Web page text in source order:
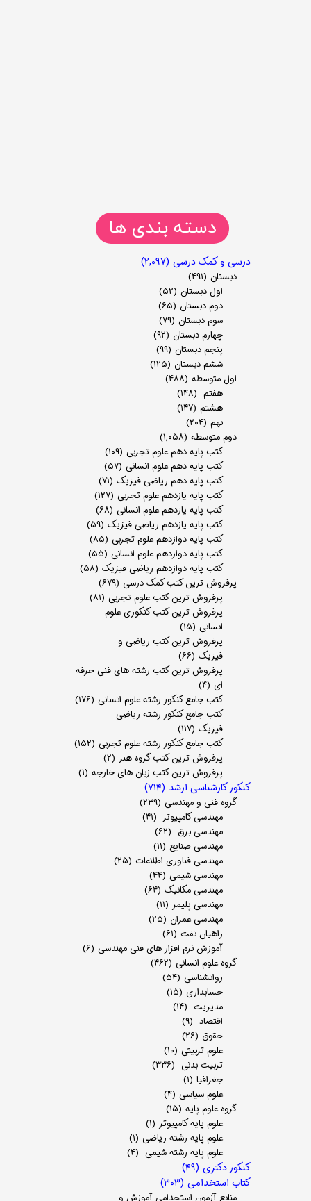
دسته بندی ها
درسی و کمک درسی (۲,۰۹۷)
دبستان (۴۹۱)
اول دبستان (۵۲)
دوم دبستان (۶۵)
سوم دبستان (۷۹)
چهارم دبستان (۹۲)
پنجم دبستان (۹۹)
ششم دبستان (۱۲۵)
اول متوسطه (۴۸۸)
هفتم (۱۴۸)
هشتم (۱۴۷)
نهم (۲۰۴)
دوم متوسطه (۱,۰۵۸)
کتب پایه دهم علوم تجربی (۱۰۹)
کتب پایه دهم علوم انسانی (۵۷)
کتب پایه دهم ریاضی فیزیک (۷۱)
کتب پایه یازدهم علوم تجربی (۱۲۷)
کتب پایه یازدهم علوم انسانی (۶۸)
کتب پایه یازدهم ریاضی فیزیک (۵۹)
کتب پایه دوازدهم علوم تجربی (۸۵)
کتب پایه دوازدهم علوم انسانی (۵۵)
کتب پایه دوازدهم ریاضی فیزیک (۵۸)
پرفروش ترین کتب کمک درسی (۶۷۹)
پرفروش ترین کتب علوم تجربی (۸۱)
پرفروش ترین کتب کنکوری علوم
انسانی (۱۵)
پرفروش ترین کتب ریاضی و
فیزیک (۶۶)
پرفروش ترین کتب رشته های فنی حرفه
ای (۴)
کتب جامع کنکور رشته علوم انسانی (۱۷۶)
کتب جامع کنکور رشته ریاضی
فیزیک (۱۱۷)
کتب جامع کنکور رشته علوم تجربی (۱۵۲)
پرفروش ترین کتب گروه هنر (۲)
پرفروش ترین کتب زبان های خارجه (۱)
کنکور کارشناسی ارشد (۷۱۴)
گروه فنی و مهندسی (۲۳۹)
مهندسی کامپیوتر (۴۱)
مهندسی برق (۶۲)
مهندسی صنایع (۱۱)
مهندسی فناوری اطلاعات (۲۵)
مهندسی شیمی (۴۴)
مهندسی مکانیک (۶۴)
مهندسی پلیمر (۱۱)
مهندسی عمران (۲۵)
راهیان نفت (۶۱)
آموزش نرم افزار های فنی مهندسی (۶)
گروه علوم انسانی (۴۶۲)
روانشناسی (۵۴)
حسابداری (۱۵)
مدیریت (۱۴)
اقتصاد (۹)
حقوق (۲۶)
علوم تربیتی (۱۰)
تربیت بدنی (۳۳۶)
جغرافیا (۱)
علوم سیاسی (۴)
گروه علوم پایه (۱۵)
علوم پایه کامپیوتر (۱)
علوم پایه رشته ریاضی (۱)
علوم پایه رشته شیمی (۴)
کنکور دکتری (۴۹)
کتاب استخدامی (۳۰۳)
منابع آزمون استخدامی آموزش و